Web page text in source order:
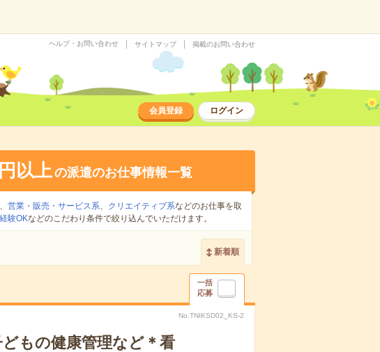
ヘルプ・お問い合わせ サイトマップ 掲載のお問い合わせ
会員登録 ログイン
以上の派遣のお仕事情報一覧
営業・販売・サービス系、 クリエイティブ系などのお仕事を取
験OKなどのこだわり条件で絞り込んでいただけます。
新着順
一括
応募
No.TNIKSD02_KS-2
どもの健康管理など＊看